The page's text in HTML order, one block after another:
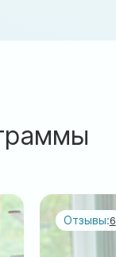
Отзывы:6